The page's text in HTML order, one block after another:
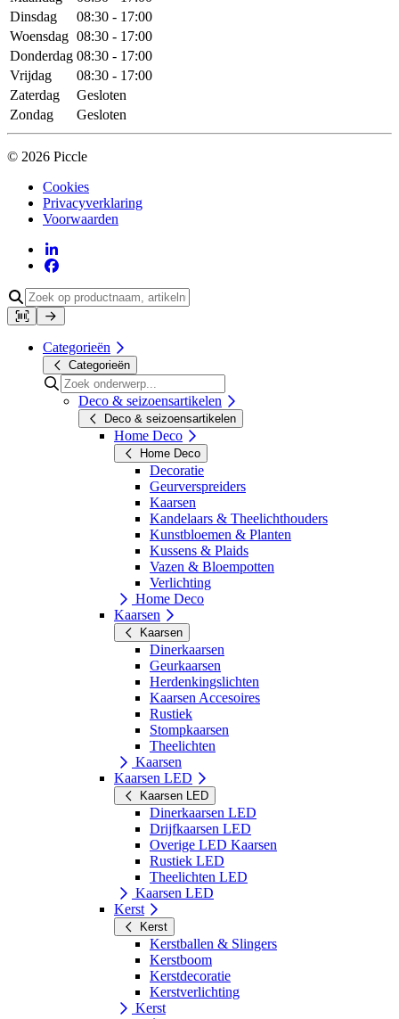
Dinsdag
08:30 - 17:00
Woensdag 08:30 - 17:00
Donderdag 08:30 - 17:00
Vrijdag
08:30 - 17:00
Zaterdag
Gesloten
Zondag
Gesloten
© 2026 Piccle
Cookies
Privacyverklaring
Voorwaarden
Categorieën
Categorieën
Deco & seizoensartikelen
Deco & seizoensartikelen
Home Deco
Home Deco
Decoratie
Geurverspreiders
Kaarsen
Kandelaars & Theelichthouders
Kunstbloemen & Planten
Kussens & Plaids
Vazen & Bloempotten
Verlichting
Home Deco
Kaarsen
Kaarsen
Dinerkaarsen
Geurkaarsen
Herdenkingslichten
Kaarsen Accesoires
Rustiek
Stompkaarsen
Theelichten
Kaarsen
Kaarsen LED
Kaarsen LED
Dinerkaarsen LED
Drijfkaarsen LED
Overige LED Kaarsen
Rustiek LED
Theelichten LED
Kaarsen LED
Kerst
Kerst
Kerstballen & Slingers
Kerstboom
Kerstdecoratie
Kerstverlichting
Kerst